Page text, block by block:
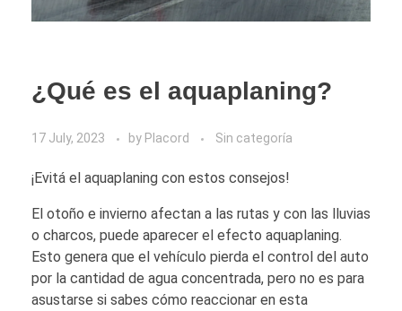
¿Qué es el aquaplaning?
17 July, 2023 by Placord Sin categoría
¡Evitá el aquaplaning con estos consejos!
El otoño e invierno afectan a las rutas y con las lluvias
o charcos, puede aparecer el efecto aquaplaning.
Esto genera que el vehículo pierda el control del auto
por la cantidad de agua concentrada, pero no es para
asustarse si sabes cómo reaccionar en esta